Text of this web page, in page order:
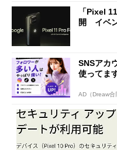
「Pixel
開 イベ
SNSアカ
使ってます
AD（Dreaw合